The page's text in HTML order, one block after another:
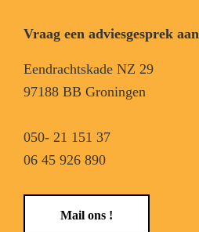
Vraag een adviesgesprek aan
Eendrachtskade NZ 29
97188 BB Groningen
050- 21 151 37
06 45 926 890
Mail ons !